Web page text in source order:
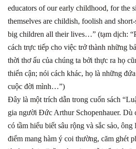
educators of our early childhood, for the
themselves are childish, foolish and
big children all their lives…” (tạm dịch:
cách trực tiếp cho việc trở thành những
thời thơ ấu của chúng ta bởi thực ra họ
thiển cận; nói cách khác, họ là những
cuộc đời mình…”)
Đây là một trích dẫn trong cuốn sách
gia người Đức Arthur Schopenhauer. Dù
có tầm hiểu biết sâu rộng và sắc sảo,
điểm mang hàm ý coi thường, căm ghét